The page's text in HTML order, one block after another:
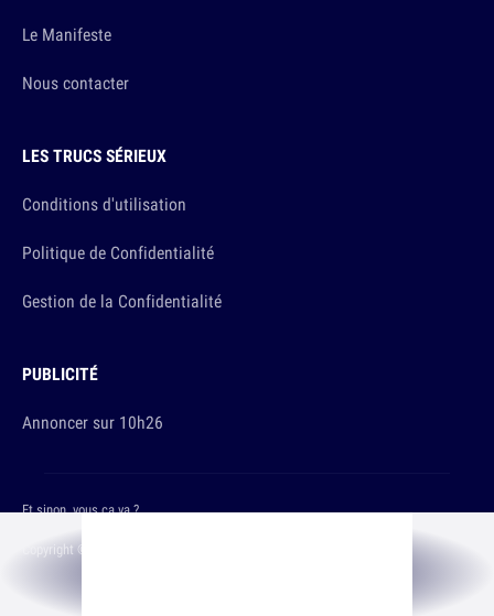
Le Manifeste
Nous contacter
LES TRUCS SÉRIEUX
Conditions d'utilisation
Politique de Confidentialité
Gestion de la Confidentialité
PUBLICITÉ
Annoncer sur 10h26
Copyright © 2026 The Original Publishing Studio
Et sinon, vous ça va ?